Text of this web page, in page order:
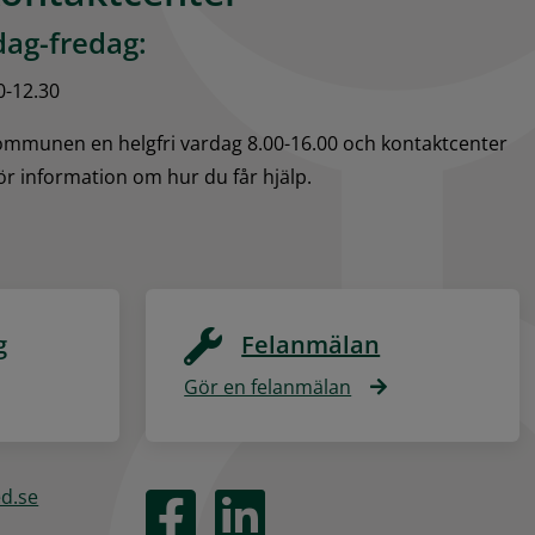
fredag:
12.30
en helgfri vardag 8.00-16.00 och kontaktcenter
information om hur du får hjälp.
Felanmälan
Gör en felanmälan